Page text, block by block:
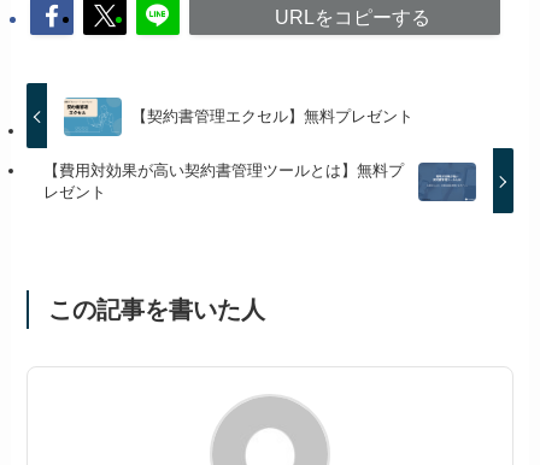
URLをコピーする
【契約書管理エクセル】無料プレゼント
【費用対効果が高い契約書管理ツールとは】無料プ
レゼント
この記事を書いた人